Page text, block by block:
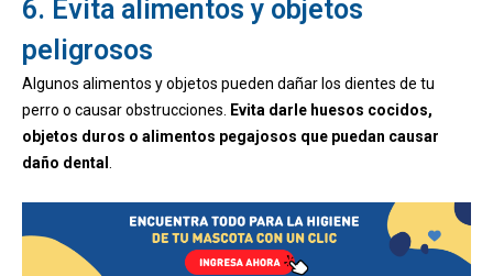
6. Evita alimentos y objetos
peligrosos
Algunos alimentos y objetos pueden dañar los dientes de tu
perro o causar obstrucciones.
Evita darle huesos cocidos,
objetos duros o alimentos pegajosos que puedan causar
daño dental